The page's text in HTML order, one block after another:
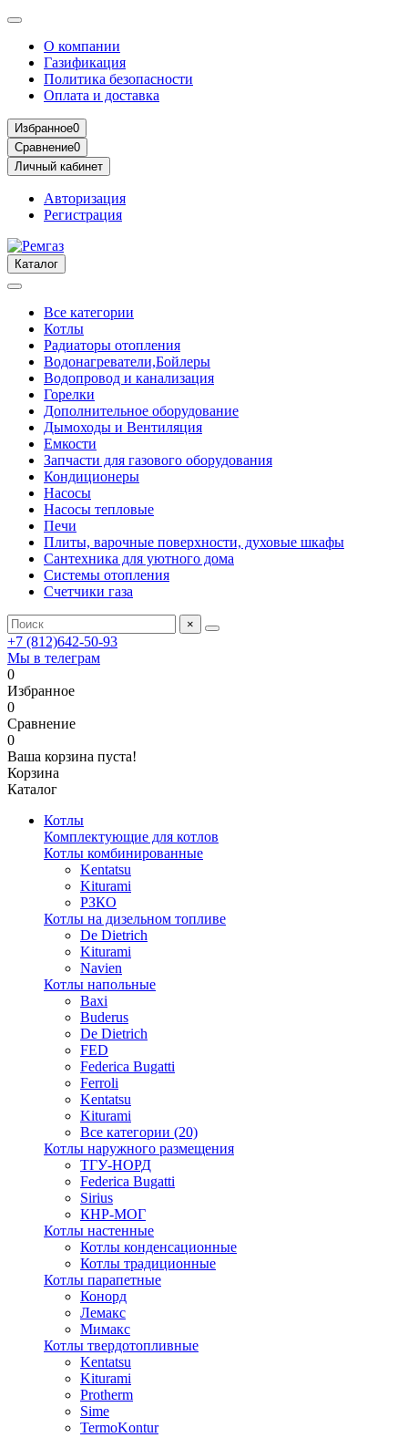
О компании
Газификация
Политика безопасности
Оплата и доставка
Избранное0
Сравнение0
Личный кабинет
Авторизация
Регистрация
Каталог
Все категории
Котлы
Радиаторы отопления
Водонагреватели,Бойлеры
Водопровод и канализация
Горелки
Дополнительное оборудование
Дымоходы и Вентиляция
Емкости
Запчасти для газового оборудования
Кондиционеры
Насосы
Насосы тепловые
Печи
Плиты, варочные поверхности, духовые шкафы
Сантехника для уютного дома
Системы отопления
Счетчики газа
×
+7 (812)642-50-93
Мы в телеграм
0
Избранное
0
Сравнение
0
Ваша корзина пуста!
Корзина
Каталог
Котлы
Комплектующие для котлов
Котлы комбинированные
Kentatsu
Kiturami
РЗКО
Котлы на дизельном топливе
De Dietrich
Kiturami
Navien
Котлы напольные
Baxi
Buderus
De Dietrich
FED
Federica Bugatti
Ferroli
Kentatsu
Kiturami
Все категории (20)
Котлы наружного размещения
ТГУ-НОРД
Federica Bugatti
Sirius
КНР-МОГ
Котлы настенные
Котлы конденсационные
Котлы традиционные
Котлы парапетные
Конорд
Лемакс
Мимакс
Котлы твердотопливные
Kentatsu
Kiturami
Protherm
Sime
TermoKontur